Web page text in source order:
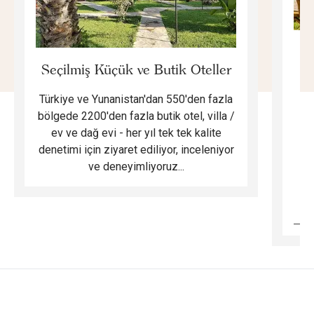
Seçilmiş Küçük ve Butik Oteller
Türkiye ve Yunanistan'dan 550'den fazla
bölgede 2200'den fazla butik otel, villa /
ev ve dağ evi - her yıl tek tek kalite
denetimi için ziyaret ediliyor, inceleniyor
ve deneyimliyoruz...